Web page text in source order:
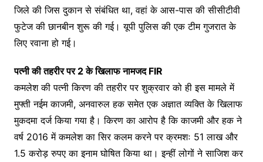
जिले की जिस दुकान से संबंधित था, वहां के आस-पास की सीसीटीवी
फुटेज की छानबीन शुरू की गई। यूपी पुलिस की एक टीम गुजरात के
लिए रवाना हो गई।
पत्नी की तहरीर पर 2 के खिलाफ नामजद FIR
कमलेश की पत्नी किरण की तहरीर पर शुक्रवार को ही इस मामले में
मुफ्ती नईम काजमी, अनवारुल हक समेत एक अज्ञात व्यक्ति के खिलाफ
मुकदमा दर्ज किया गया है। किरण का आरोप है कि काजमी और हक ने
वर्ष 2016 में कमलेश का सिर कलम करने पर क्रमशः 51 लाख और
1.5 करोड़ रुपए का इनाम घोषित किया था। इन्हीं लोगों ने साजिश कर